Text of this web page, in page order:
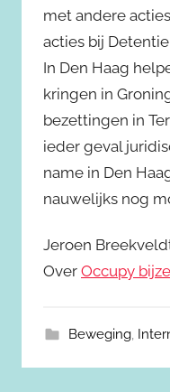
met andere
acties bij
In Den Haag
kringen in
bezettingen in
ieder geval
name in Den
nauwelijks nog
Jeroen
Over Occupy
Beweging,